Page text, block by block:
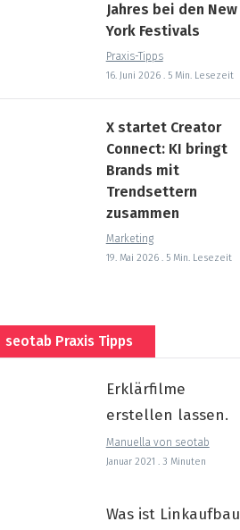
Jahres bei den New
York Festivals
Praxis-Tipps
16. Juni 2026 . 5 Min. Lesezeit
X startet Creator
Connect: KI bringt
Brands mit
Trendsettern
zusammen
Marketing
19. Mai 2026 . 5 Min. Lesezeit
seotab Praxis Tipps
Erklärfilme
erstellen lassen.
Manuella von seotab
Januar 2021 . 3 Minuten
Was ist Linkaufbau